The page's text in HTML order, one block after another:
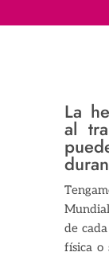
La
al
de
física o